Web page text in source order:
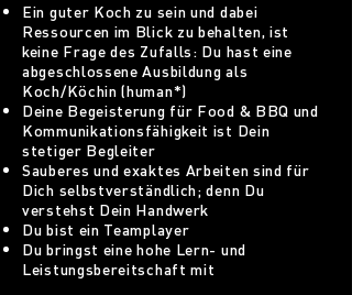
Ein guter Koch zu sein und dabei
Ressourcen im Blick zu behalten, ist
keine Frage des Zufalls: Du hast eine
abgeschlossene Ausbildung als
Koch/Köchin (human*)
Deine Begeisterung für Food & BBQ und
Kommunikationsfähigkeit ist Dein
stetiger Begleiter
Sauberes und exaktes Arbeiten sind für
Dich selbstverständlich; denn Du
verstehst Dein Handwerk
Du bist ein Teamplayer
Du bringst eine hohe Lern- und
Leistungsbereitschaft mit